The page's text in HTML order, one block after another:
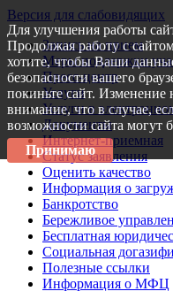
Версия для слабовидящих
Запись на прием
Меры поддержки
Пресс-центр
Услуги
Услуги в
Документы
Интернет-приемная
Статус заявления
Оценить качество
Информация о
Банкротство
Бережливое
Бесплатная
Социальная
Полезные ссылки
Информация о МФЦ
Для улучшения работы
Продолжая работу с
хотите, чтобы Ваши
безопасности вашего
покиньте сайт. Изменение
внимание, что в случае,
возможности сайта могут
Принимаю